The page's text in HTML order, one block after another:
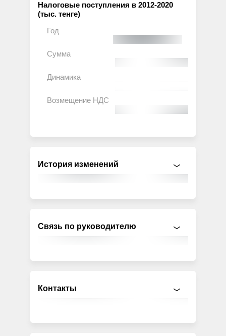
Налоговые поступления в 2012-2020
(тыс. тенге)
История изменений
Связь по руководителю
Контакты